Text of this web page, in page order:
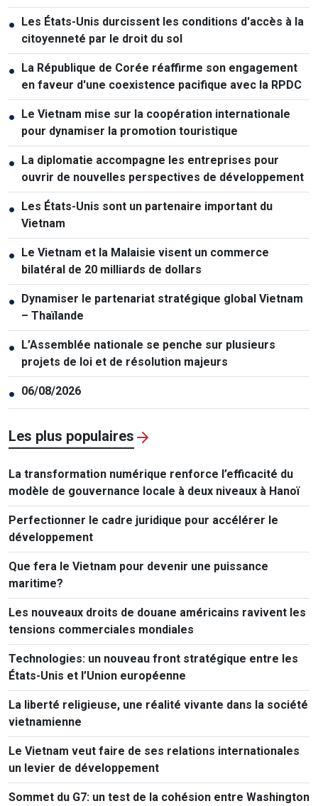
● Les États-Unis durcissent les conditions d'accès à la
citoyenneté par le droit du sol
● La République de Corée réaffirme son engagement
en faveur d'une coexistence pacifique avec la RPDC
● Le Vietnam mise sur la coopération internationale
pour dynamiser la promotion touristique
● La diplomatie accompagne les entreprises pour
ouvrir de nouvelles perspectives de développement
● Les États-Unis sont un partenaire important du
Vietnam
● Le Vietnam et la Malaisie visent un commerce
bilatéral de 20 milliards de dollars
● Dynamiser le partenariat stratégique global Vietnam
– Thaïlande
● L’Assemblée nationale se penche sur plusieurs
projets de loi et de résolution majeurs
● 06/08/2026
Les plus populaires
La transformation numérique renforce l’efficacité du
modèle de gouvernance locale à deux niveaux à Hanoï
Perfectionner le cadre juridique pour accélérer le
développement
Que fera le Vietnam pour devenir une puissance
maritime?
Les nouveaux droits de douane américains ravivent les
tensions commerciales mondiales
Technologies: un nouveau front stratégique entre les
États-Unis et l’Union européenne
La liberté religieuse, une réalité vivante dans la société
vietnamienne
Le Vietnam veut faire de ses relations internationales
un levier de développement
Sommet du G7: un test de la cohésion entre Washington